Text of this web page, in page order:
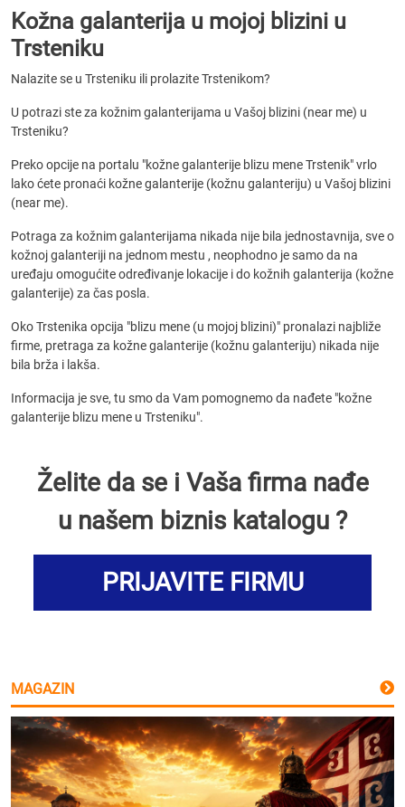
Kožna galanterija u mojoj blizini u
Trsteniku
Nalazite se u Trsteniku ili prolazite Trstenikom?
U potrazi ste za kožnim galanterijama u Vašoj blizini (near me) u
Trsteniku?
Preko opcije na portalu "kožne galanterije blizu mene Trstenik" vrlo
lako ćete pronaći kožne galanterije (kožnu galanteriju) u Vašoj blizini
(near me).
Potraga za kožnim galanterijama nikada nije bila jednostavnija, sve o
kožnoj galanteriji na jednom mestu , neophodno je samo da na
uređaju omogućite određivanje lokacije i do kožnih galanterija (kožne
galanterije) za čas posla.
Oko Trstenika opcija "blizu mene (u mojoj blizini)" pronalazi najbliže
firme, pretraga za kožne galanterije (kožnu galanteriju) nikada nije
bila brža i lakša.
Informacija je sve, tu smo da Vam pomognemo da nađete "kožne
galanterije blizu mene u Trsteniku".
Želite da se i Vaša firma nađe
u našem biznis katalogu ?
PRIJAVITE FIRMU
MAGAZIN